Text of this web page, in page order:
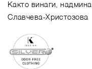
Както винаги,
Славчева-Христозова